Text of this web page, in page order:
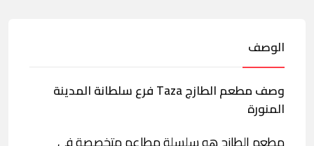
الوصف
وصف مطعم الطازج Taza فرع سلطانة المدينة
المنورة